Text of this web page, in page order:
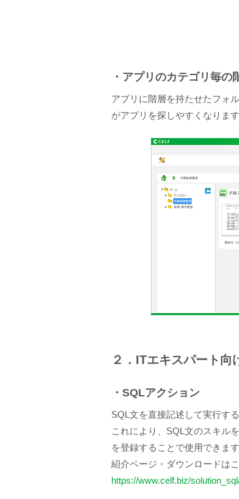
・アプリのカテゴリ毎の
アプリに階層を持たせたフォ
がアプリを探しやすくなります
２．ITエキスパート向
・SQLアクション
SQL文を直接記述して実行す
これにより、SQL文のスキル
を登録することで使用できます
紹介ページ・ダウンロードは
https://www.celf.biz/